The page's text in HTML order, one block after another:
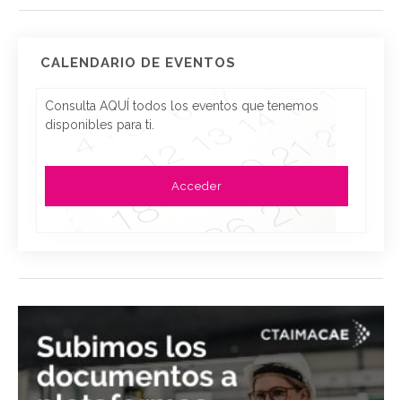
CALENDARIO DE EVENTOS
Consulta AQUÍ todos los eventos que tenemos
disponibles para ti.
Acceder